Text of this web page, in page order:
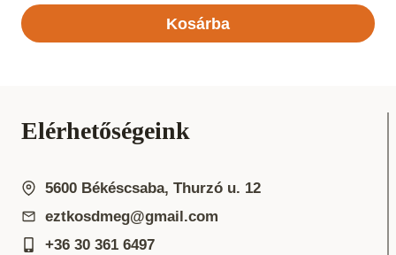
Kosárba
Elérhetőségeink
5600 Békéscsaba, Thurzó u. 12
eztkosdmeg@gmail.com
+36 30 361 6497